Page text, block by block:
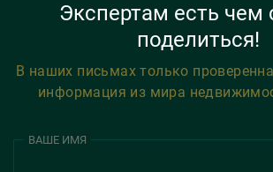
Экспертам есть чем
поделиться!
В наших письмах только
информация из мира
ВАШЕ ИМЯ